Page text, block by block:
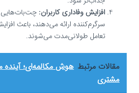
افزایش وفاداری کاربران: چت‌بات‌هایی
سرگرم‌کننده ارائه می‌دهند، باعث
تعامل طولانی‌مدت می‌شوند.
مقالات مرتبط هوش مکالمه‌ای؛ آینده
مشتری